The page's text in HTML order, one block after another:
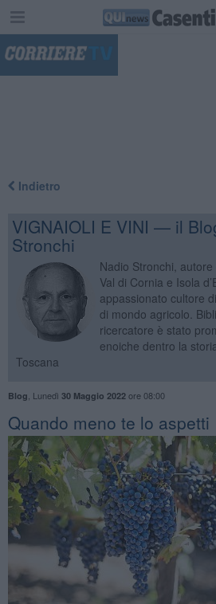
Indietro
VIGNAIOLI E VINI — il
Stronchi
Nadio Stronchi,
Val di Cornia e Isola
appassionato cultore
di mondo agricolo.
ricercatore è stato
enoiche dentro la
Toscana
Blog Lunedì 30 Maggio 2022ore 08:00
Quando meno te lo aspetti